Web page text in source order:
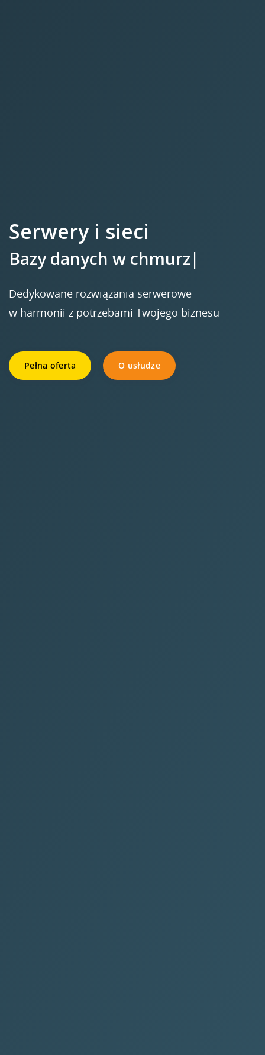
Serwery i sieci
Bazy|
Dedykowane rozwiązania serwerowe
w harmonii z potrzebami Twojego biznesu
Pełna oferta O usłudze